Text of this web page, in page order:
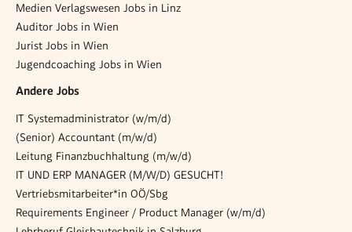
Medien Verlagswesen Jobs in Linz
Auditor Jobs in Wien
Jurist Jobs in Wien
Jugendcoaching Jobs in Wien
Andere Jobs
IT Systemadministrator (w/m/d)
(Senior) Accountant (m/w/d)
Leitung Finanzbuchhaltung (m/w/d)
IT UND ERP MANAGER (M/W/D) GESUCHT!
Vertriebsmitarbeiter*in OÖ/Sbg
Requirements Engineer / Product Manager (w/m/d)